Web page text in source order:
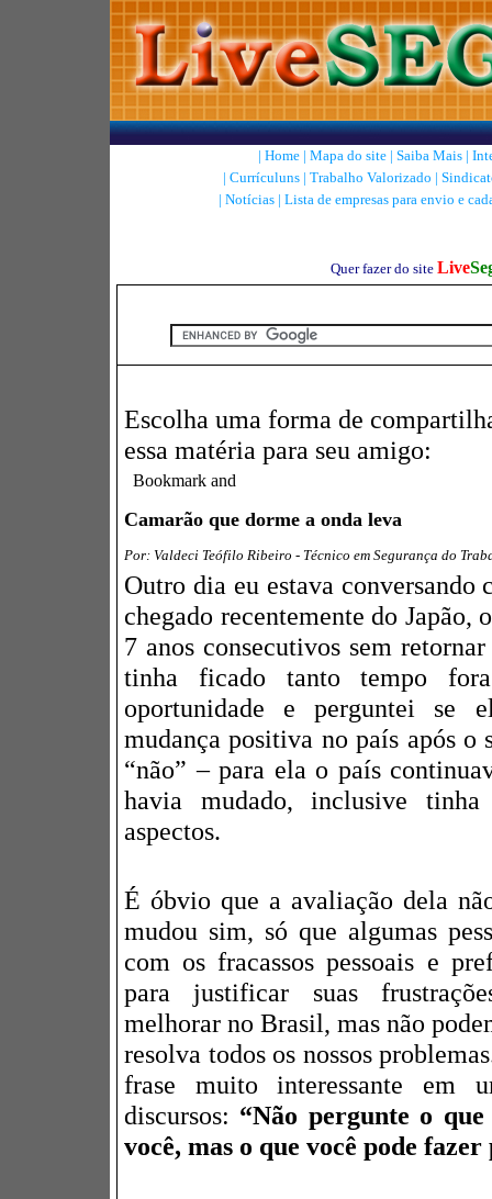
| Home| Mapa do site| Saiba Mais|
| Currículuns| Trabalho Valorizado |
| Notícias | Lista de empresas para envio e
Quer fazer do site Live
Escolha uma forma de
essa matéria para seu amigo:
Camarão que dorme a onda leva
Por: Valdeci Teófilo Ribeiro - Técnico em Segurança do
Outro dia eu estava
chegado recentemente do Japão,
7 anos consecutivos sem
tinha ficado tanto tempo
oportunidade e perguntei se
mudança positiva no país após o
“não” – para ela o país
havia mudado, inclusive
aspectos.
É óbvio que a avaliação dela
mudou sim, só que algumas
com os fracassos pessoais e
para justificar suas
melhorar no Brasil, mas não
resolva todos os nossos
frase muito interessante em
discursos: “Não pergunte o
você, mas o que você pode fazer